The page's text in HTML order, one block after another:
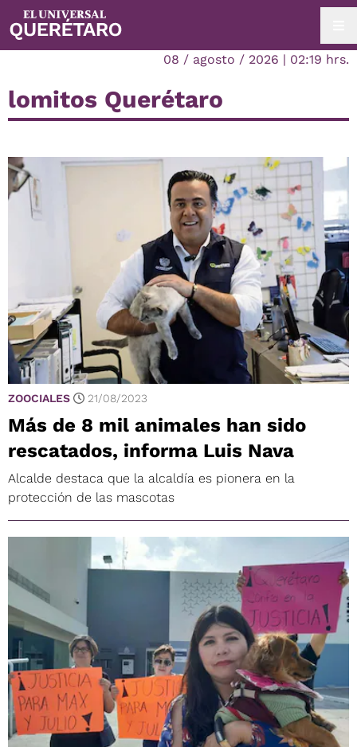
08 / agosto / 2026 | 02:19 hrs.
lomitos Querétaro
ZOOCIALES 21/08/2023
Más de 8 mil animales han sido
rescatados, informa Luis Nava
Alcalde destaca que la alcaldía es pionera en la
protección de las mascotas